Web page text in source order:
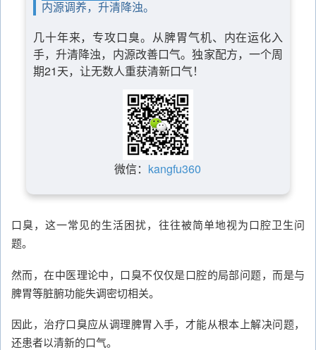
内源调养，升清降浊。
几十年来，专攻口臭。从脾胃气机、内在运化入
手，升清降浊，内源改善口气。独家配方，一个周
期21天，让无数人重获清新口气！
微信： kangfu360
口臭，这一常见的生活困扰，往往被简单地视为口腔卫生问
题。
然而，在中医理论中，口臭不仅仅是口腔的局部问题，而是与
脾胃等脏腑功能失调密切相关。
因此，治疗口臭应从调理脾胃入手，才能从根本上解决问题，
还患者以清新的口气。